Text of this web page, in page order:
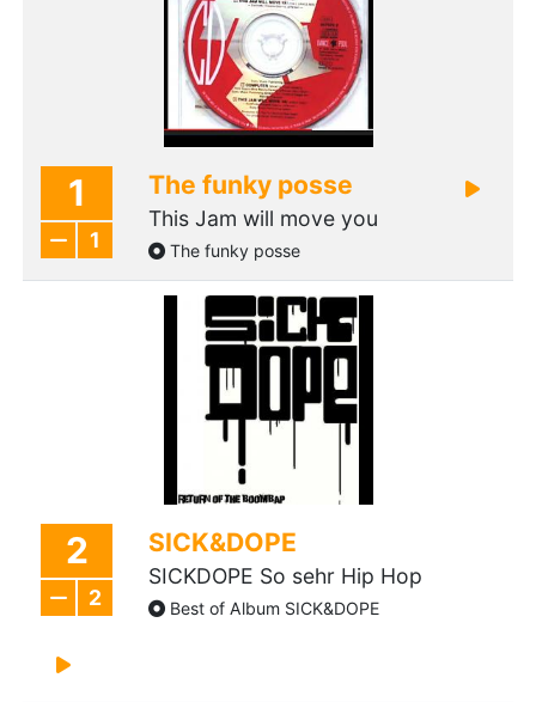
1
1
The funky posse
This Jam will move you
The funky posse
2
2
SICK&DOPE
SICKDOPE So sehr Hip Hop
Best of Album SICK&DOPE